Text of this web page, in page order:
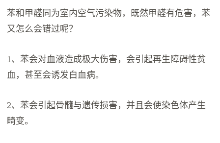
苯和甲醛同为室内空气污染物，既然甲醛有危害，苯
又怎么会错过呢？
1、苯会对血液造成极大伤害，会引起再生障碍性贫
血，甚至会诱发白血病。
2、苯会引起骨髓与遗传损害，并且会使染色体产生
畸变。